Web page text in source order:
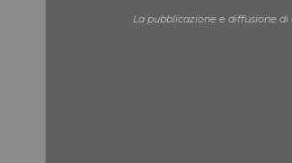
La pubblicazione e diffusione